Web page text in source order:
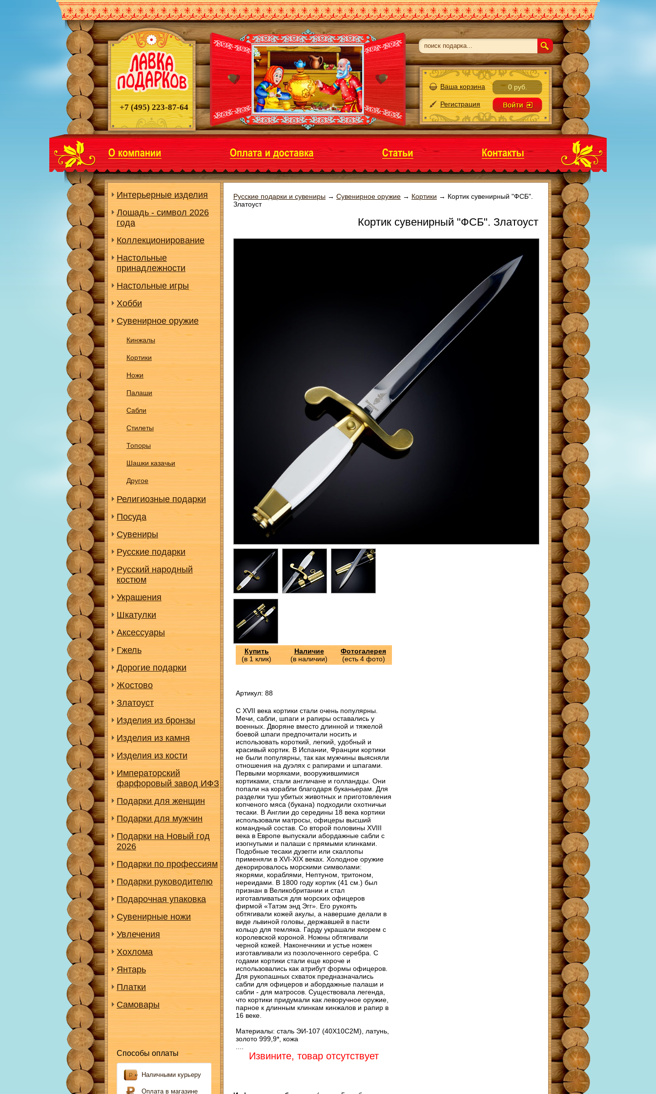
+7 (495) 223-87-64
Ваша корзина 0 руб.
Регистрация
Интерьерные изделия
Лошадь - символ 2026
года
Коллекционирование
Настольные
принадлежности
Настольные игры
Хобби
Сувенирное оружие
Кинжалы
Кортики
Ножи
Палаши
Сабли
Стилеты
Топоры
Шашки казачьи
Другое
Религиозные подарки
Посуда
Сувениры
Русские подарки
Русский народный
костюм
Украшения
Шкатулки
Аксессуары
Гжель
Дорогие подарки
Жостово
Златоуст
Изделия из бронзы
Изделия из камня
Изделия из кости
Императорский
фарфоровый завод ИФЗ
Подарки для женщин
Подарки для мужчин
Подарки на Новый год
2026
Подарки по профессиям
Подарки руководителю
Подарочная упаковка
Сувенирные ножи
Увлечения
Хохлома
Янтарь
Платки
Самовары
Способы оплаты
Наличными курьеру
Оплата в магазине
Русские подарки и сувениры → Сувенирное оружие → Кортики → Кортик сувенирный "ФСБ".
Златоуст
Кортик сувенирный "ФСБ". Златоуст
Купить
(в 1 клик)
Наличие
(в наличии)
Фотогалерея
(есть 4 фото)
Артикул: 88
С XVII века кортики стали очень популярны.
Мечи, сабли, шпаги и рапиры оставались у
военных. Дворяне вместо длинной и тяжелой
боевой шпаги предпочитали носить и
использовать короткий, легкий, удобный и
красивый кортик. В Испании, Франции кортики
не были популярны, так как мужчины выясняли
отношения на дуэлях с рапирами и шпагами.
Первыми моряками, вооружившимися
кортиками, стали англичане и голландцы. Они
попали на корабли благодаря буканьерам. Для
разделки туш убитых животных и приготовления
копченого мяса (букана) подходили охотничьи
тесаки. В Англии до середины 18 века кортики
использовали матросы, офицеры высший
командный состав. Со второй половины XVIII
века в Европе выпускали абордажные сабли с
изогнутыми и палаши с прямыми клинками.
Подобные тесаки дузегги или скаллопы
применяли в XVI-XIX веках. Холодное оружие
декорировалось морскими символами:
якорями, кораблями, Нептуном, тритоном,
нереидами. В 1800 году кортик (41 см.) был
признан в Великобритании и стал
изготавливаться для морских офицеров
фирмой «Татэм энд Эгг». Его рукоять
обтягивали кожей акулы, а навершие делали в
виде львиной головы, державшей в пасти
кольцо для темляка. Гарду украшали якорем с
королевской короной. Ножны обтягивали
черной кожей. Наконечники и устье ножен
изготавливали из позолоченного серебра. С
годами кортики стали еще короче и
использовались как атрибут формы офицеров.
Для рукопашных схваток предназначались
сабли для офицеров и абордажные палаши и
сабли - для матросов. Существовала легенда,
что кортики придумали как леворучное оружие,
парное к длинным клинкам кинжалов и рапир в
16 веке.
Материалы: сталь ЭИ-107 (40Х10С2М), латунь,
золото 999,9*, кожа
Извините, товар отсутствует